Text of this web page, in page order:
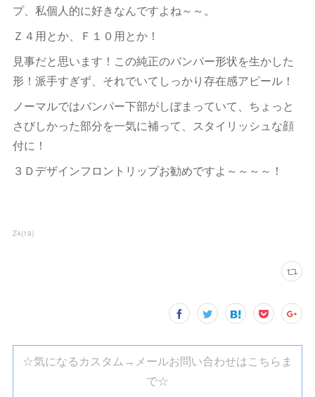
プ、私個人的に好きなんですよね～～。
Ｚ４用とか、Ｆ１０用とか！
見事だと思います！この純正のバンパー形状を生かした
形！派手すぎず、それでいてしっかり存在感アピール！
ノーマルではバンパー下部がしぼまっていて、ちょっと
さびしかった部分を一気に補って、スタイリッシュな顔
付に！
３Ｄデザインフロントリップお勧めですよ～～～～！
Z4(19)
☆気になるカスタム→メールお問い合わせはこちらま
で☆